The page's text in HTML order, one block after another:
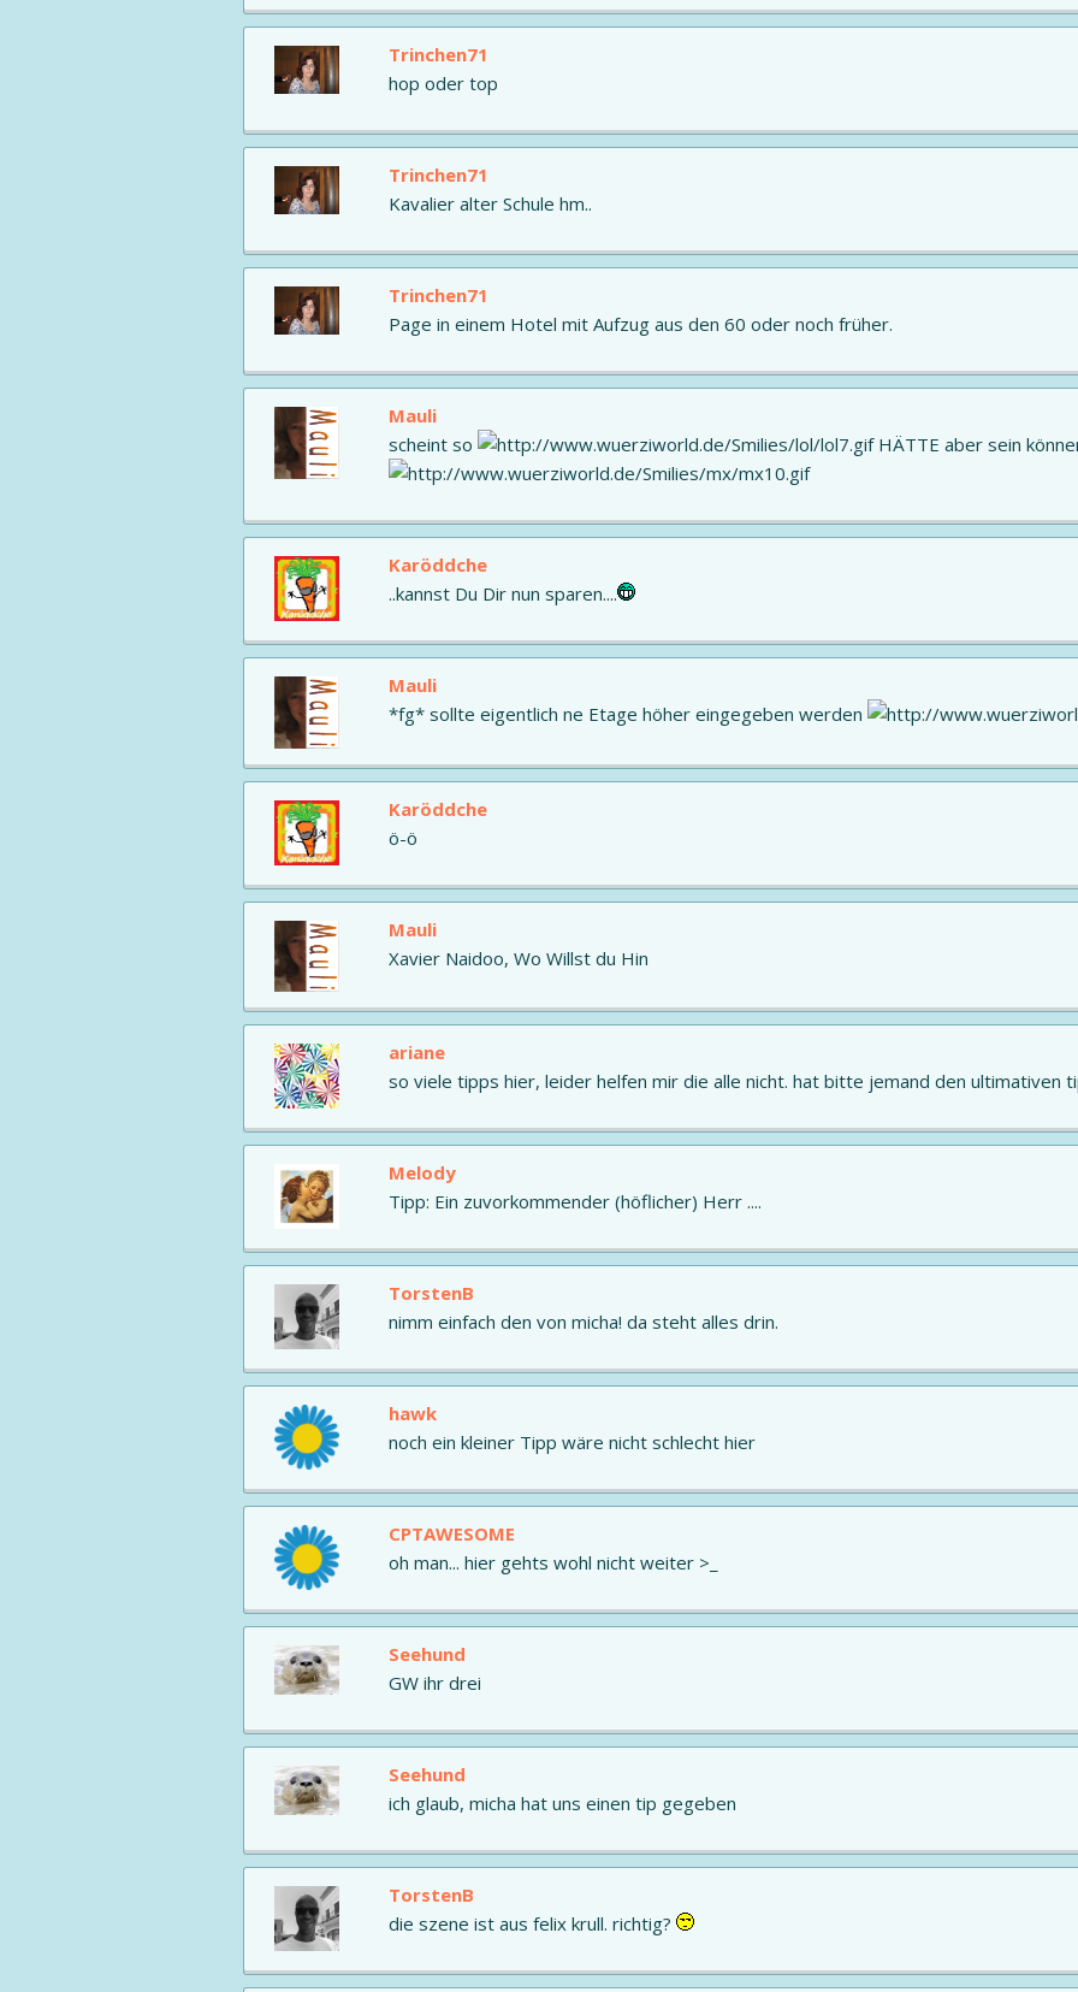
Trinchen71
hop oder top
Trinchen71
Kavalier alter Schule hm..
Trinchen71
Page in einem Hotel mit Aufzug aus den 60 oder noch früher.
Mauli
scheint so
HÄTTE aber sein
Karöddche
..kannst Du Dir nun sparen....
Mauli
*fg* sollte eigentlich ne Etage höher eingegeben werden
Karöddche
ö-ö
Mauli
Xavier Naidoo, Wo Willst du Hin
ariane
so viele tipps hier, leider helfen mir die alle nicht. hat bitte jemand den ultimativen
Melody
Tipp: Ein zuvorkommender (höflicher) Herr ....
TorstenB
nimm einfach den von micha! da steht alles drin.
hawk
noch ein kleiner Tipp wäre nicht schlecht hier
CPTAWESOME
oh man... hier gehts wohl nicht weiter >_
Seehund
GW ihr drei
Seehund
ich glaub, micha hat uns einen tip gegeben
TorstenB
die szene ist aus felix krull. richtig?